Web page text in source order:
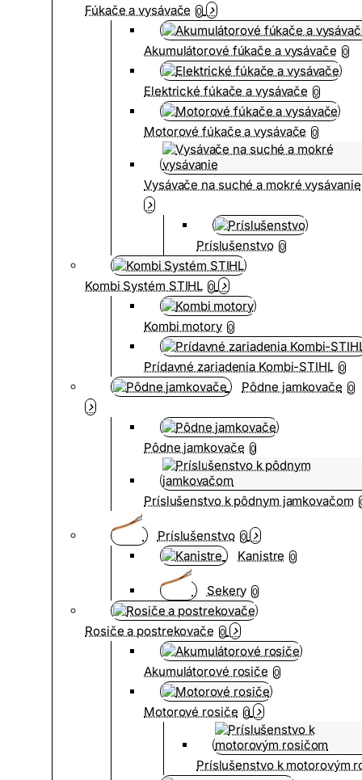
Fúkače a vysávače 0
Akumulátorové fúkače a vysávače 0
Elektrické fúkače a vysávače 0
Motorové fúkače a vysávače 0
Vysávače na suché a mokré vysávanie
Príslušenstvo 0
Kombi Systém STIHL 0
Kombi motory 0
Prídavné zariadenia Kombi-STIHL 0
Pôdne jamkovače 0
Pôdne jamkovače 0
Príslušenstvo k pôdnym jamkovačom
Príslušenstvo 0
Kanistre 0
Sekery 0
Rosiče a postrekovače 0
Akumulátorové rosiče 0
Motorové rosiče 0
Príslušenstvo k motorovým